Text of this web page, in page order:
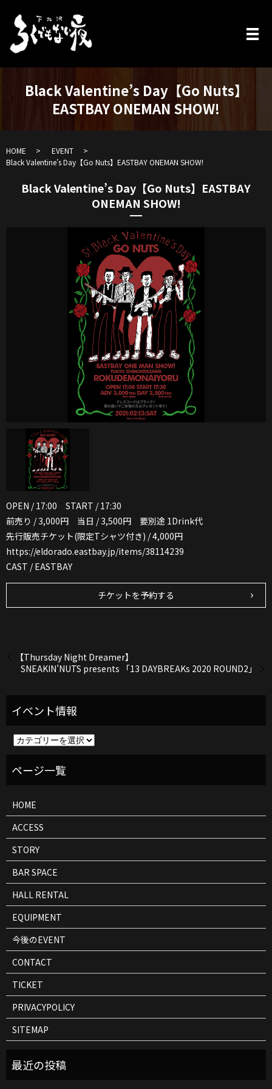
Black Valentine’s Day【Go Nuts】
EASTBAY ONEMAN SHOW!
HOME
EVENT
Black Valentine’s Day【Go Nuts】EASTBAY ONEMAN SHOW!
Black Valentine’s Day【Go Nuts】EASTBAY
ONEMAN SHOW!
OPEN / 17:00 START / 17:30
前売り / 3,000円 当日 / 3,500円 要別途 1Drink代
先行販売チケット(限定Tシャツ付き) / 4,000円
https://eldorado.eastbay.jp/items/38114239
CAST / EASTBAY
チケットを予約する
【Thursday Night Dreamer】
SNEAKIN’NUTS presents 「13 DAYBREAKs 2020 ROUND2」
ト
HOME
ACCESS
STORY
BAR SPACE
HALL RENTAL
EQUIPMENT
今後のEVENT
CONTACT
TICKET
PRIVACYPOLICY
SITEMAP